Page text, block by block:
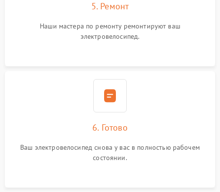
5. Ремонт
Наши мастера по ремонту ремонтируют ваш
электровелосипед.
6. Готово
Ваш электровелосипед снова у вас в полностью рабочем
состоянии.